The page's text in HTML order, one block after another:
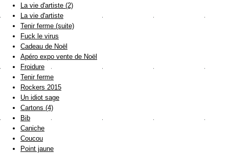
La vie d'artiste (2)
La vie d'artiste
Tenir ferme (suite)
Fuck le virus
Cadeau de Noël
Apéro expo vente de Noël
Froidure
Tenir ferme
Rockers 2015
Un idiot sage
Cartons (4)
Bib
Caniche
Coucou
Point jaune